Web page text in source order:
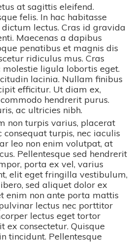
at sagittis eleifend.
felis. In hac habitasse
lectus. Cras id gravida
Maecenas a dapibus
penatibus et magnis dis
ridiculus mus. Cras
ligula lobortis eget.
lacinia. Nullam finibus
efficitur. Ut diam ex,
hendrerit purus.
ac ultricies nibh.
non turpis varius, placerat
consequat turpis, nec iaculis
leo non enim volutpat, at
Pellentesque sed hendrerit
porta ex vel, varius
elit eget fringilla vestibulum,
sed aliquet dolor ex
enim non ante porta mattis
lectus nec porttitor
lectus eget tortor
ex consectetur. Quisque
tincidunt. Pellentesque